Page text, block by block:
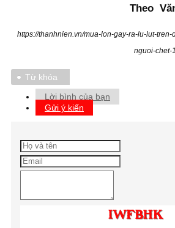
Theo
https://thanhnien.vn/mua-lon-gay-ra-lu-lut-
nguoi-chet-
Từ khóa
Lời bình của bạn
Gửi ý kiến